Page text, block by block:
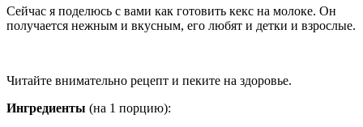
Сейчас я поделюсь с вами как готовить кекс на молоке. Он
получается нежным и вкусным, его любят и детки и взрослые.
Читайте внимательно рецепт и пеките на здоровье.
Ингредиенты (на 1 порцию):